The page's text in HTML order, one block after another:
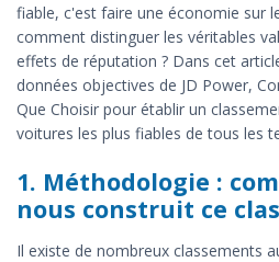
fiable, c'est faire une économie sur
comment distinguer les véritables
effets de réputation ? Dans cet
données objectives de JD Power,
Que Choisir pour établir un
voitures les plus fiables de tous les
1. Méthodologie :
nous construit ce
Il existe de nombreux classements